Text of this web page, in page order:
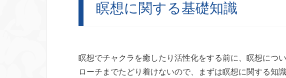
瞑想に関する基礎知識
瞑想でチャクラを癒したり活性化をする前に、瞑想につ
ローチまでたどり着けないので、
まずは瞑想に関する知